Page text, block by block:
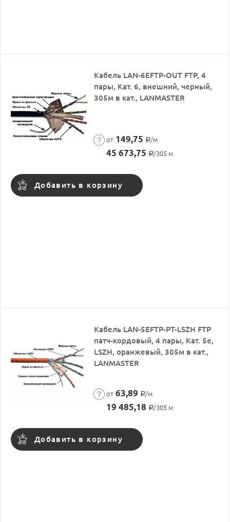
Кабель LAN-6EFTP-OUT FTP, 4
пары, Кат. 6, внешний, черный,
305м в кат., LANMASTER
от 149,75 Р/м
45 673,75 Р/305 м
Добавить в корзину
Кабель LAN-5EFTP-PT-LSZH FTP
патч-кордовый, 4 пары, Кат. 5e,
LSZH, оранжевый, 305м в кат.,
LANMASTER
от 63,89 Р/м
19 485,18 Р/305 м
Добавить в корзину